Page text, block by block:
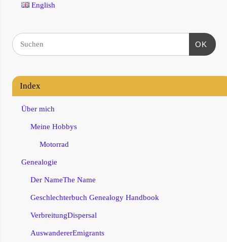
English
OK
Index
Über mich
Meine Hobbys
Motorrad
Genealogie
Der NameThe Name
Geschlechterbuch Genealogy Handbook
VerbreitungDispersal
AuswandererEmigrants